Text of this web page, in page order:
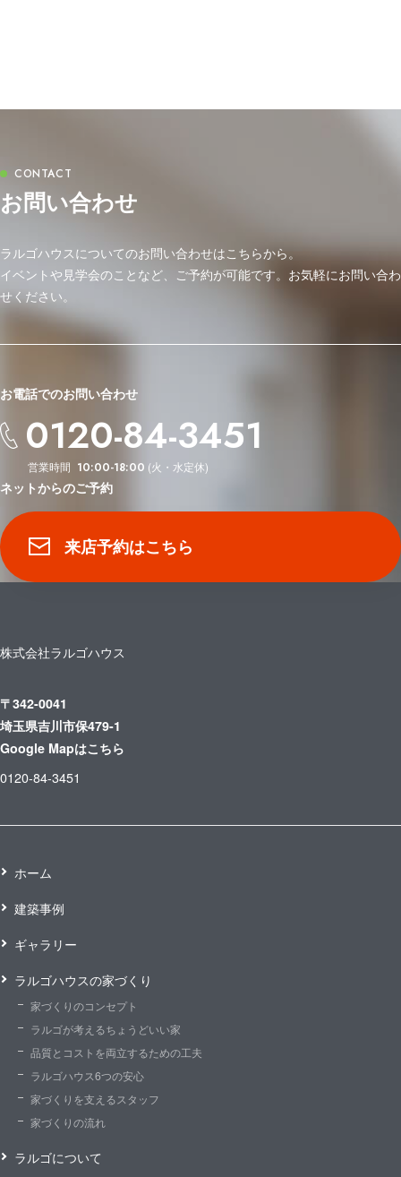
お問い合わせ
ラルゴハウスについてのお問い合わせはこちらから。
イベントや見学会のことなど、ご予約が可能です。お気軽にお問い合わ
せください。
お電話でのお問い合わせ
0120-84-3451
営業時間 10:00-18:00 (火・水定休)
ネットからのご予約
来店予約はこちら
株式会社ラルゴハウス
〒342-0041
埼玉県吉川市保479-1
Google Mapはこちら
0120-84-3451
ホーム
建築事例
ギャラリー
ラルゴハウスの家づくり
家づくりのコンセプト
ラルゴが考えるちょうどいい家
品質とコストを両立するための工夫
ラルゴハウス6つの安心
家づくりを支えるスタッフ
家づくりの流れ
ラルゴについて